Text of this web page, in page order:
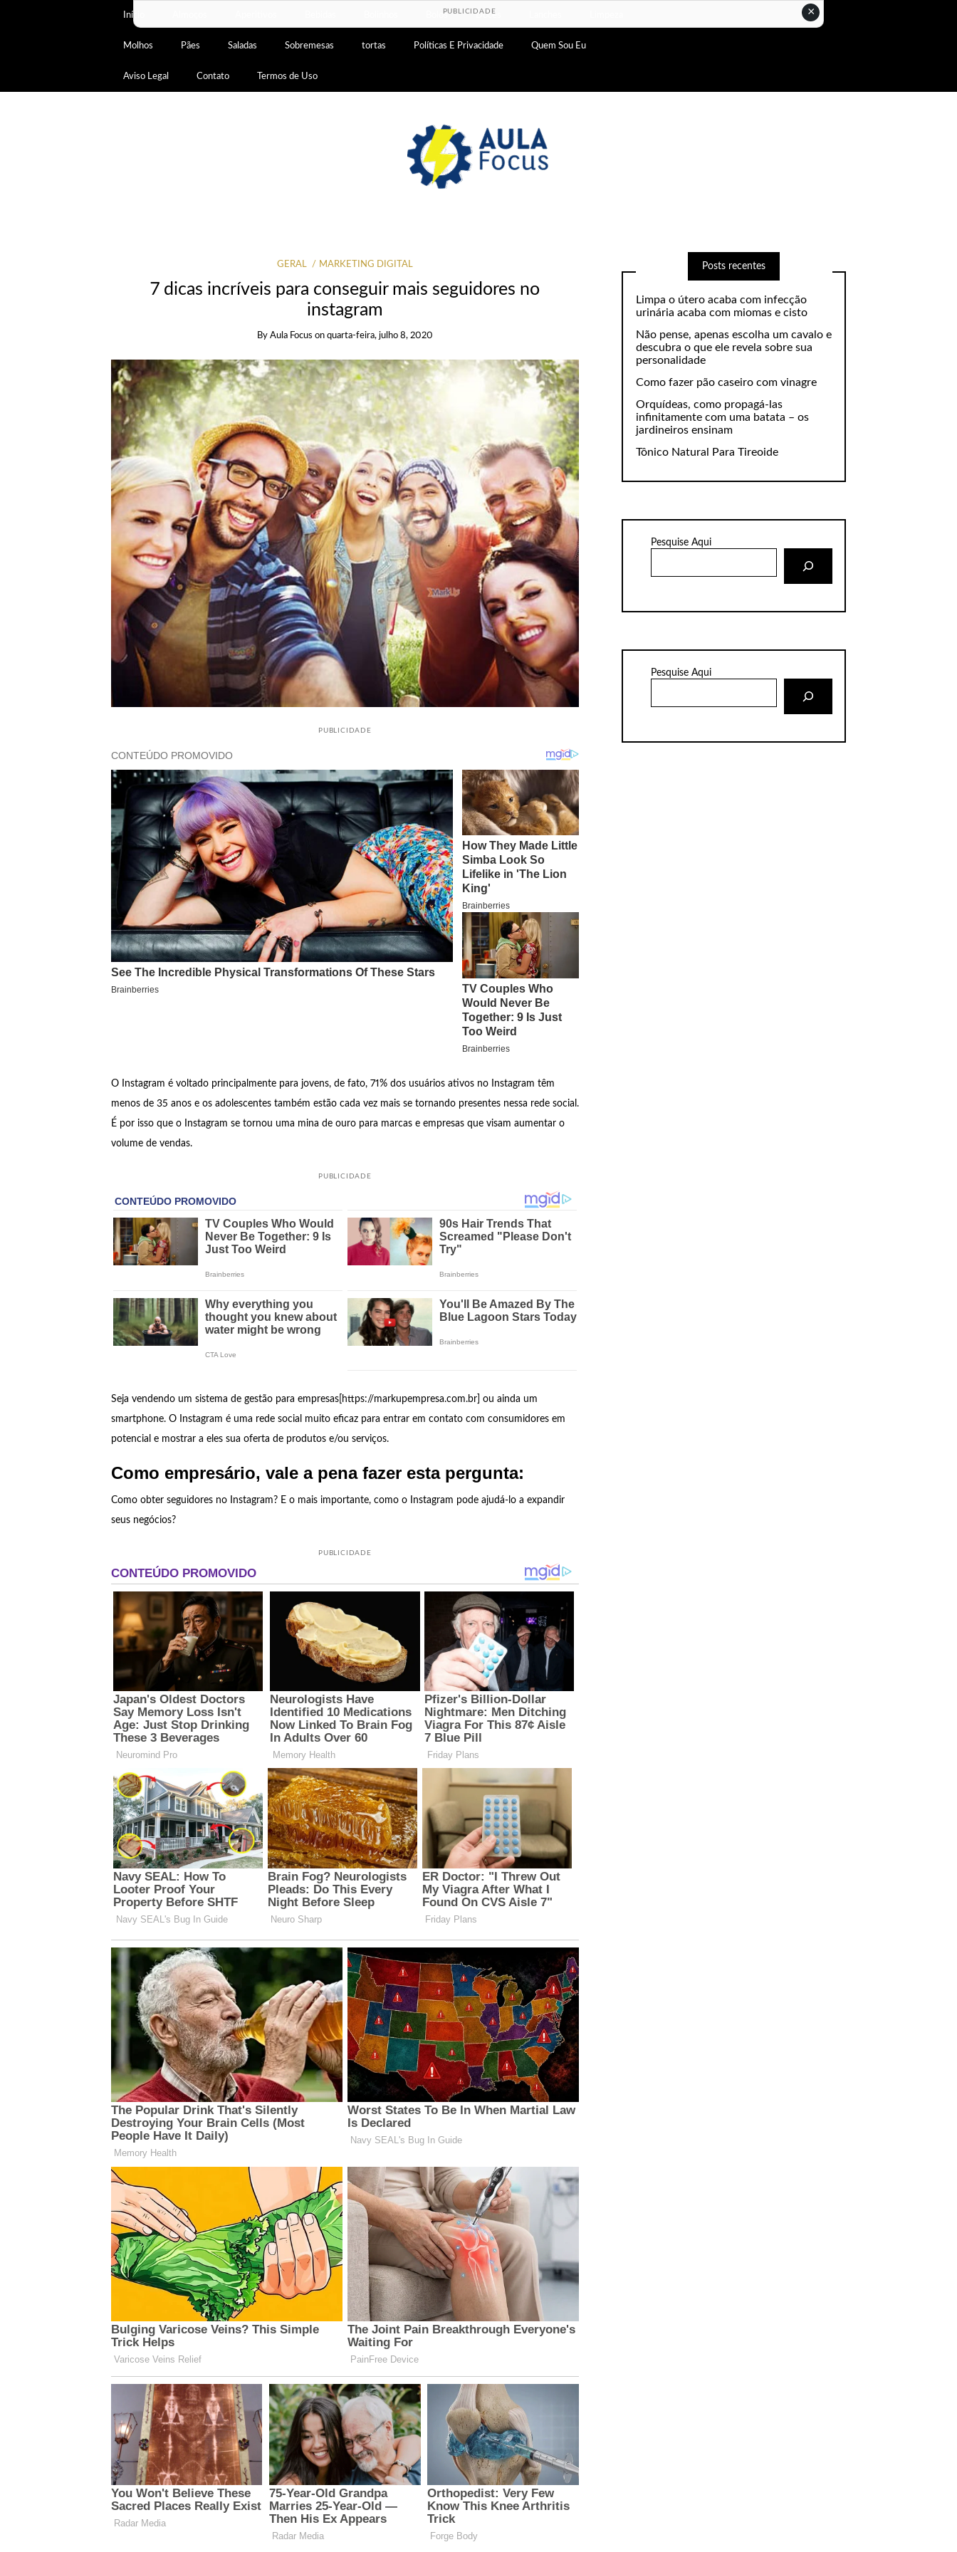
Início Bolos Doces
Molhos Pães Saladas Sobremesas tortas Políticas E Privacidade Quem Sou Eu
Aviso Legal Contato Termos de Uso
GERAL MARKETING DIGITAL
7 dicas incríveis para conseguir mais seguidores no
instagram
By Aula Focus on quarta-feira, julho 8, 2020
PUBLICIDADE
O Instagram é voltado principalmente para jovens, de fato, 71% dos usuários ativos no Instagram têm
menos de 35 anos e os adolescentes também estão cada vez mais se tornando presentes nessa rede social.
É por isso que o Instagram se tornou uma mina de ouro para marcas e empresas que visam aumentar o
volume de vendas.
PUBLICIDADE
Seja vendendo um sistema de gestão para empresas[https://markupempresa.com.br] ou ainda um
smartphone. O Instagram é uma rede social muito eficaz para entrar em contato com consumidores em
potencial e mostrar a eles sua oferta de produtos e/ou serviços.
Como empresário, vale a pena fazer esta pergunta:
Como obter seguidores no Instagram? E o mais importante, como o Instagram pode ajudá-lo a expandir
seus negócios?
PUBLICIDADE
Posts recentes
Limpa o útero acaba com infecção
urinária acaba com miomas e cisto
Não pense, apenas escolha um cavalo e
descubra o que ele revela sobre sua
personalidade
Como fazer pão caseiro com vinagre
Orquídeas, como propagá-las
infinitamente com uma batata – os
jardineiros ensinam
Tônico Natural Para Tireoide
Pesquise Aqui
Pesquise Aqui
×
PUBLICIDADE